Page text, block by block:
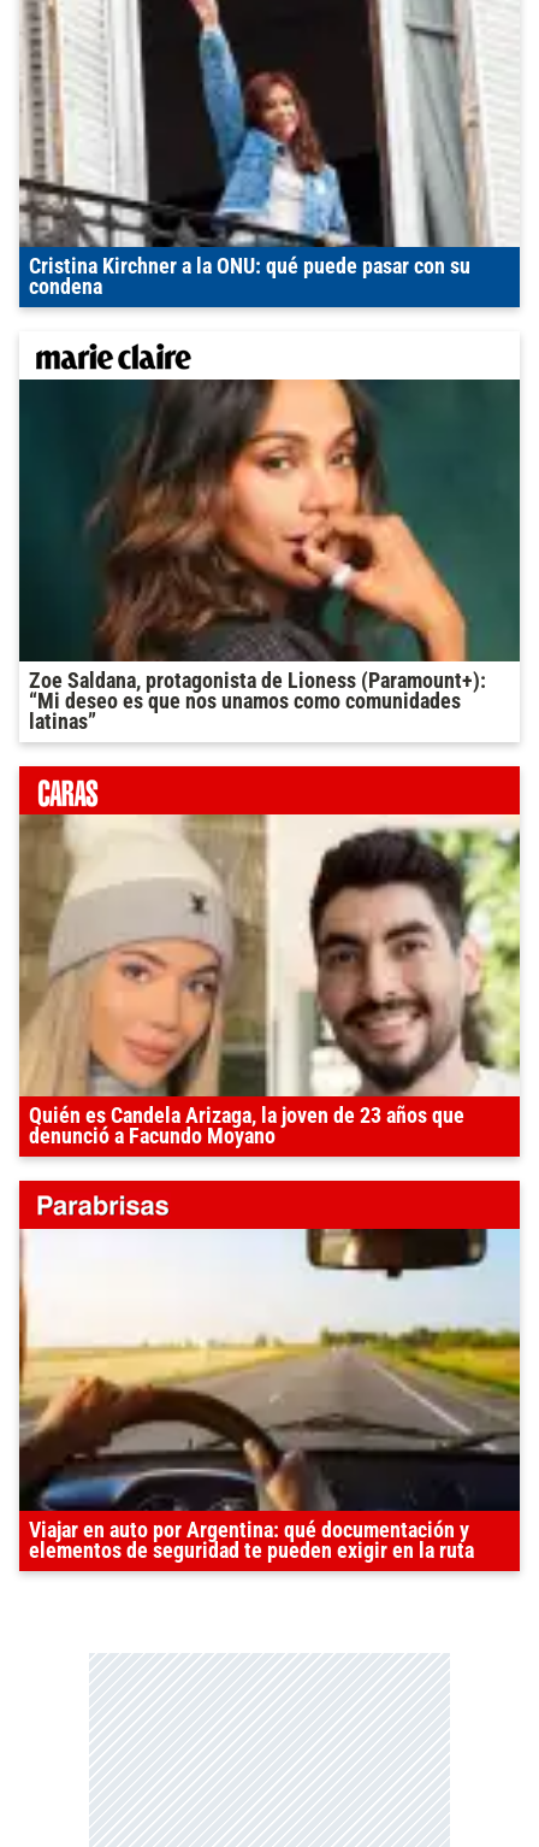
Cristina Kirchner a la ONU: qué puede pasar con su
condena
Zoe Saldana, protagonista de Lioness (Paramount+):
“Mi deseo es que nos unamos como comunidades
latinas”
Quién es Candela Arizaga, la joven de 23 años que
denunció a Facundo Moyano
Viajar en auto por Argentina: qué documentación y
elementos de seguridad te pueden exigir en la ruta